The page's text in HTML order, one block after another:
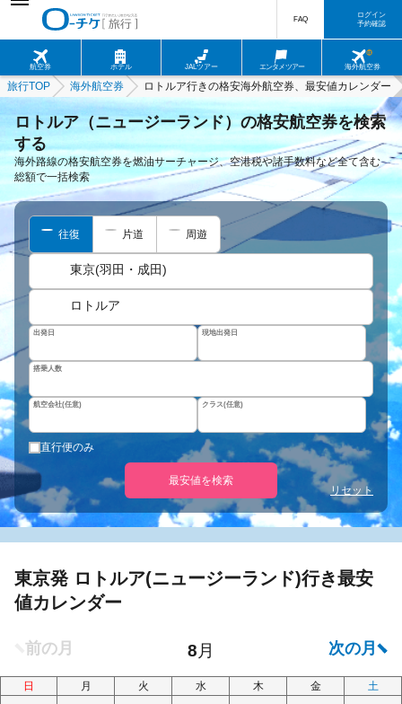
航空券 ホテル JALツアー エンタメツアー 海外航空券
FAQ
ログイン
予約確認
旅行TOP 海外航空券 ロトルア行きの格安海外航空券、最安値カレンダー
ロトルア（ニュージーランド）の格安航空券を検索
する
海外路線の格安航空券を燃油サーチャージ、空港税や諸手数料など全て含む
総額で一括検索
往復 片道 周遊
東京(羽田・成田)
ロトルア
出発日 現地出発日
搭乗人数
航空会社(任意) クラス(任意)
直行便のみ
最安値を検索
リセット
東京発 ロトルア(ニュージーランド)行き最安
値カレンダー
日 月 火 水 木 金 土